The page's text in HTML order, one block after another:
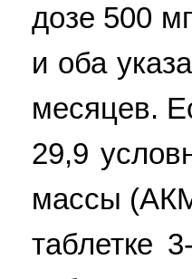
дозе 500
и оба
месяцев.
29,9
массы
таблетке